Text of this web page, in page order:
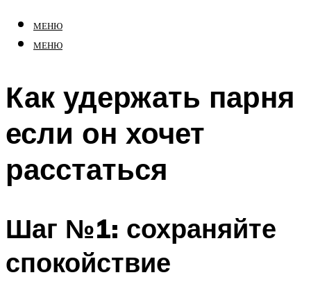
МЕНЮ
МЕНЮ
Как удержать парня
если он хочет
расстаться
Шаг №1: сохраняйте
спокойствие